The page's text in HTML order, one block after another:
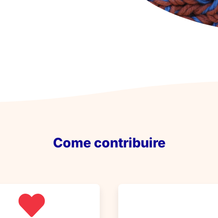
Come contribuire